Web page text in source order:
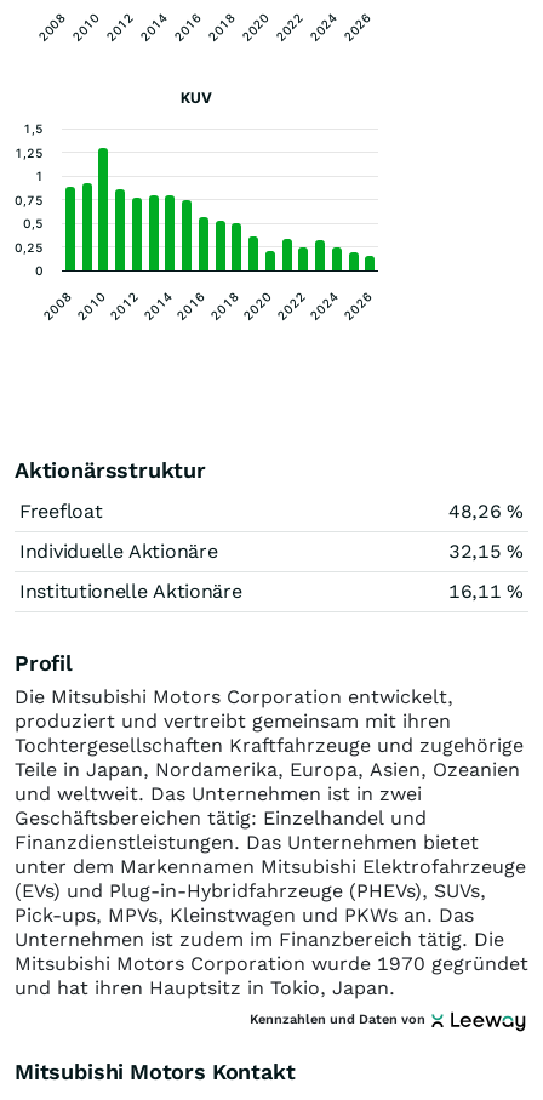
2008 2010 2012 2014 2016 2018 2020 2022 2024 2026
KUV
2008201020122014201620182020 202220242026
0
0,25
0,5
0,75
1
1,25
1,5
Aktionärsstruktur
Freefloat
48,26 %
Individuelle Aktionäre
32,15 %
Institutionelle Aktionäre
16,11 %
Profil
Die Mitsubishi Motors Corporation entwickelt,
produziert und vertreibt gemeinsam mit ihren
Tochtergesellschaften Kraftfahrzeuge und zugehörige
Teile in Japan, Nordamerika, Europa, Asien, Ozeanien
und weltweit. Das Unternehmen ist in zwei
Geschäftsbereichen tätig: Einzelhandel und
Finanzdienstleistungen. Das Unternehmen bietet
unter dem Markennamen Mitsubishi Elektrofahrzeuge
(EVs) und Plug-in-Hybridfahrzeuge (PHEVs), SUVs,
Pick-ups, MPVs, Kleinstwagen und PKWs an. Das
Unternehmen ist zudem im Finanzbereich tätig. Die
Mitsubishi Motors Corporation wurde 1970 gegründet
und hat ihren Hauptsitz in Tokio, Japan.
Kennzahlen und Daten von
Mitsubishi Motors Kontakt